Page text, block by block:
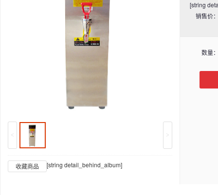
< >
收藏商品 [string detail_behind_album]
[string
销售价
数量